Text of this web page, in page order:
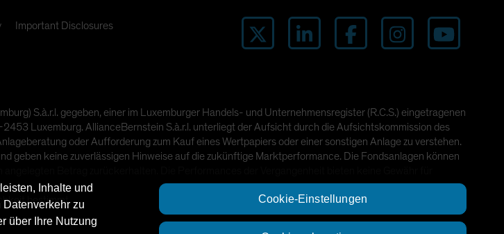
Important Disclosures
S.à.r.l. gegeben, einer im Luxemburger Handels- und Unternehmensregister (R.C.S.) eingetragenen
Luxemburg. AllianceBernstein S.à.r.l. unterliegt der Aufsicht durch die Aufsichtskommission des
oder Aufforderung zum Kauf eines Wertpapiers oder einer sonstigen Anlage zu verstehen.
geben keine zuverlässigen Hinweise auf die zukünftige Marktperformance. Die Fondsanlagen können
bestimmt.
Inhalte und
zu
über Ihre Nutzung
Cookie-Einstellungen